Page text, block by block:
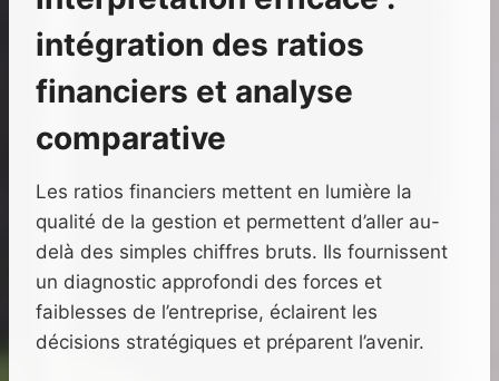
intégration des ratios
financiers et analyse
comparative
Les ratios financiers mettent en lumière la
qualité de la gestion et permettent d’aller au-
delà des simples chiffres bruts. Ils fournissent
un diagnostic approfondi des forces et
faiblesses de l’entreprise, éclairent les
décisions stratégiques et préparent l’avenir.